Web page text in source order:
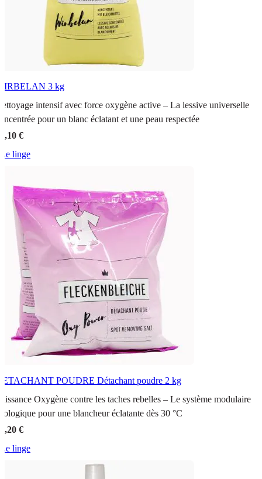
3 kg
intensif avec force oxygène active – La lessive universelle
pour un blanc éclatant et une peau respectée
€
Le linge
POUDRE Détachant poudre 2 kg
Oxygène contre les taches rebelles – Le système modulaire
pour une blancheur éclatante dès 30 °C
€
Le linge